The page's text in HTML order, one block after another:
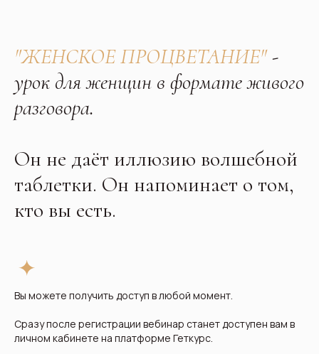
"ЖЕНСКОЕ ПРОЦВЕТАНИЕ"-
урок для женщин в формате живого
разговора.
Он не даёт иллюзию волшебной
таблетки. Он напоминает о том,
кто вы есть.
Вы можете получить доступ в любой момент.
Сразу после регистрации вебинар станет доступен вам в
личном кабинете на платформе Геткурс.